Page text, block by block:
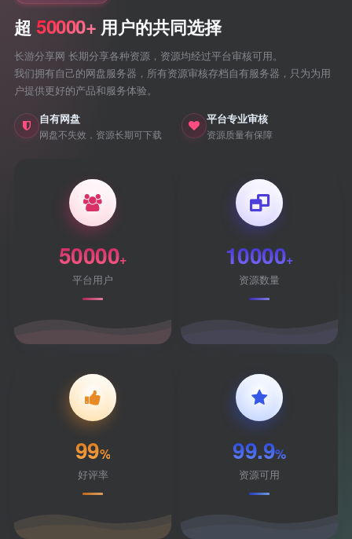
超50000+ 用户的共同选择
长游分享网 长期分享各种资源，资源均经过平台审核可用。
我们拥有自己的网盘服务器，所有资源审核存档自有服务器，只为为用
户提供更好的产品和服务体验。
自有网盘
网盘不失效，资源长期可下载
平台专业审核
资源质量有保障
50000+
平台用户
10000+
资源数量
99%
好评率
99.9%
资源可用